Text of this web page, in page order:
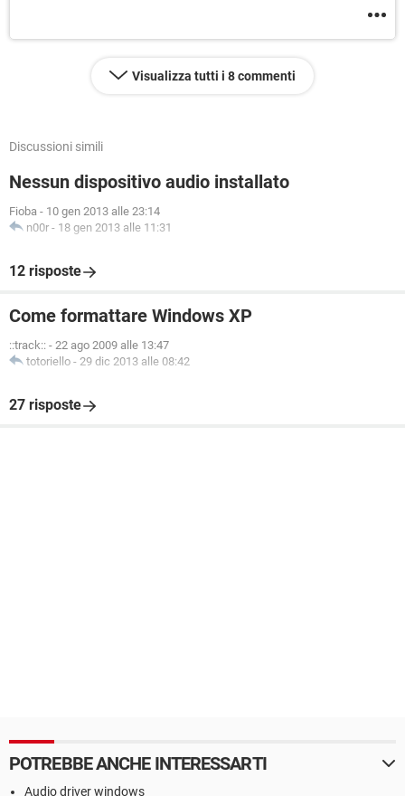
Visualizza tutti i 8 commenti
Discussioni simili
Nessun dispositivo audio installato
Fioba - 10 gen 2013 alle 23:14
n00r - 18 gen 2013 alle 11:31
12 risposte
Come formattare Windows XP
::track:: - 22 ago 2009 alle 13:47
totoriello - 29 dic 2013 alle 08:42
27 risposte
POTREBBE ANCHE INTERESSARTI
Audio driver windows